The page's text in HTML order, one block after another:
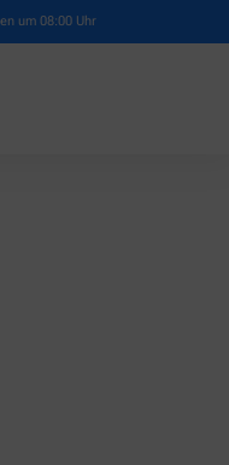
um 08:00 Uhr